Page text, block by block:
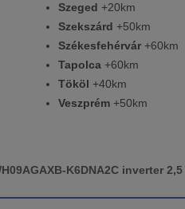
Szeged +20km
Szekszárd +50km
Székesfehérvár +60km
Tapolca +60km
Tököl +40km
Veszprém +50km
K6DNA2C inverter